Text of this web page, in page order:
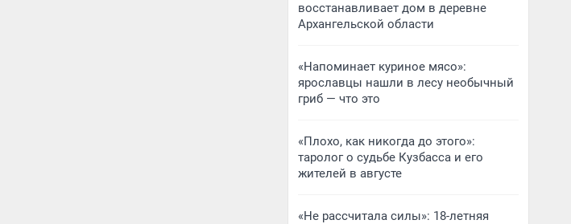
восстанавливает дом в деревне
Архангельской области
«Напоминает куриное мясо»:
ярославцы нашли в лесу необычный
гриб — что это
«Плохо, как никогда до этого»:
таролог о судьбе Кузбасса и его
жителей в августе
«Не рассчитала силы»: 18-летняя